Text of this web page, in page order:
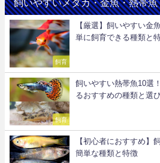
飼いやすいメダカ・金魚・熱帯魚
飼育
【厳選】飼いやすい金
単に飼育できる種類と
飼育
飼いやすい熱帯魚10選
るおすすめの種類と選
【初心者におすすめ】
簡単な種類と特徴